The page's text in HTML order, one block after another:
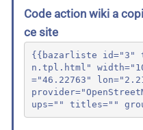
Code action wiki a
ce site
{{bazarliste id="3"
n.tpl.html"
="46.22763"
ups="" titles=""